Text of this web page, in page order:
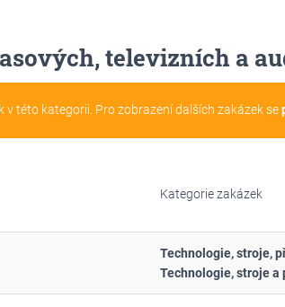
televizních a
v této kategorii. Pro zobrazení dalších zakázek se
Kategorie zakázek